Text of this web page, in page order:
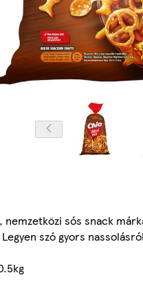
nemzetközi sós snack
szó gyors